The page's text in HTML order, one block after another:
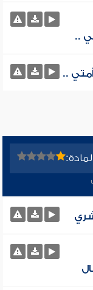
..
أمتي ..